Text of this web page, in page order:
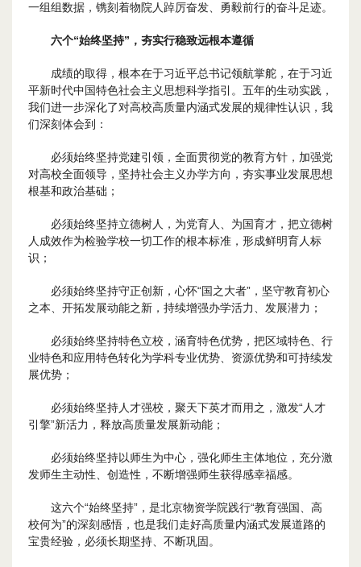
一组组数据，镌刻着物院人踔厉奋发、勇毅前行的奋斗足迹。
六个“始终坚持”，夯实行稳致远根本遵循
成绩的取得，根本在于习近平总书记领航掌舵，在于习近
平新时代中国特色社会主义思想科学指引。五年的生动实践，
我们进一步深化了对高校高质量内涵式发展的规律性认识，我
们深刻体会到：
必须始终坚持党建引领，全面贯彻党的教育方针，加强党
对高校全面领导，坚持社会主义办学方向，夯实事业发展思想
根基和政治基础；
必须始终坚持立德树人，为党育人、为国育才，把立德树
人成效作为检验学校一切工作的根本标准，形成鲜明育人标
识；
必须始终坚持守正创新，心怀“国之大者”，坚守教育初心
之本、开拓发展动能之新，持续增强办学活力、发展潜力；
必须始终坚持特色立校，涵育特色优势，把区域特色、行
业特色和应用特色转化为学科专业优势、资源优势和可持续发
展优势；
必须始终坚持人才强校，聚天下英才而用之，激发“人才
引擎”新活力，释放高质量发展新动能；
必须始终坚持以师生为中心，强化师生主体地位，充分激
发师生主动性、创造性，不断增强师生获得感幸福感。
这六个“始终坚持”，是北京物资学院践行“教育强国、高
校何为”的深刻感悟，也是我们走好高质量内涵式发展道路的
宝贵经验，必须长期坚持、不断巩固。